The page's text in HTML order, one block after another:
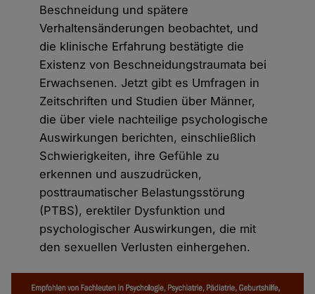
Beschneidung und spätere
Verhaltensänderungen beobachtet, und
die klinische Erfahrung bestätigte die
Existenz von Beschneidungstraumata bei
Erwachsenen. Jetzt gibt es Umfragen in
Zeitschriften und Studien über Männer,
die über viele nachteilige psychologische
Auswirkungen berichten, einschließlich
Schwierigkeiten, ihre Gefühle zu
erkennen und auszudrücken,
posttraumatischer Belastungsstörung
(PTBS), erektiler Dysfunktion und
psychologischer Auswirkungen, die mit
den sexuellen Verlusten einhergehen.